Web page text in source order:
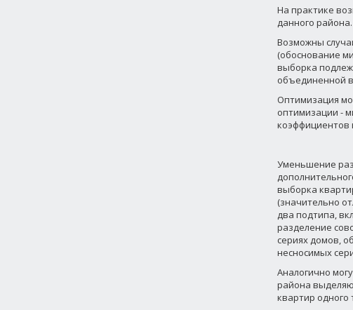
На практике
данного
Возможны
(обоснование
выборка
объединенной
Оптимизация
оптимизации -
коэффициентов
Уменьшение
выборка
(значительно
два подтипа,
разделение
сериях домов,
несносимых
Аналогично
района
квартир